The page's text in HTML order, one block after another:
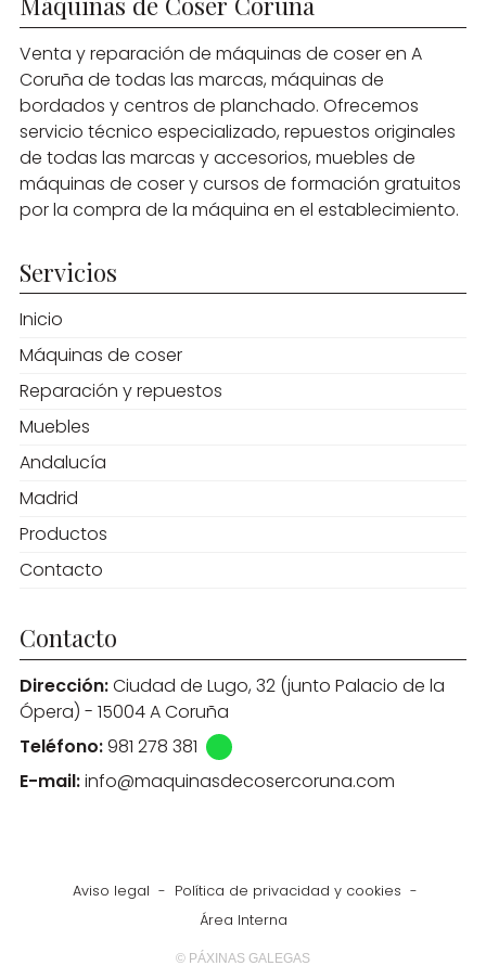
Venta y reparación de máquinas de coser en A
Coruña de todas las marcas, máquinas de
bordados y centros de planchado. Ofrecemos
servicio técnico especializado, repuestos originales
de todas las marcas y accesorios, muebles de
máquinas de coser y cursos de formación gratuitos
por la compra de la máquina en el establecimiento.
Servicios
Inicio
Máquinas de coser
Reparación y repuestos
Muebles
Andalucía
Madrid
Productos
Contacto
Contacto
Dirección:Ciudad de Lugo, 32 (junto Palacio de la
Ópera) - 15004 A Coruña
Teléfono:981 278 381
E-mail:info@maquinasdecosercoruna.com
Aviso legal - Política de privacidad y cookies -
Área Interna
© PÁXINAS GALEGAS